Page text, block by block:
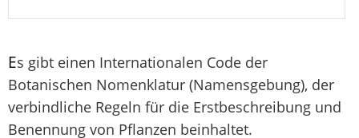
Es gibt einen Internationalen Code der
Botanischen Nomenklatur (Namensgebung), der
verbindliche Regeln für die Erstbeschreibung und
Benennung von Pflanzen beinhaltet.